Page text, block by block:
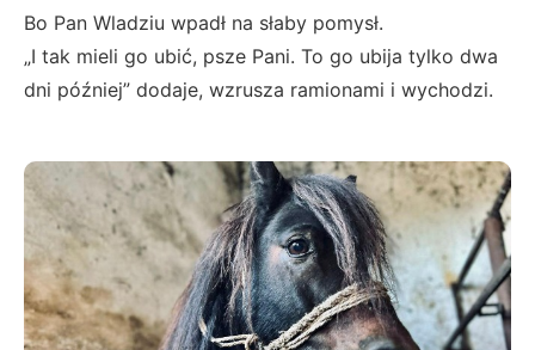
Bo Pan Wladziu wpadł na słaby pomysł.
„I tak mieli go ubić, psze Pani. To go ubija tylko dwa
dni później” dodaje, wzrusza ramionami i wychodzi.